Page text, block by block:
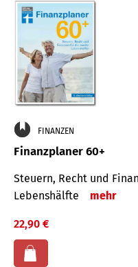
FINANZEN
Finanzplaner 60+
Steuern, Recht und
Lebenshälfte
mehr
22,90 €